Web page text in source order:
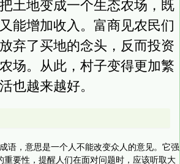
土地变成一个生态农场，既
能增加收入。富商见农民们
弃了买地的念头，反而投资
场。从此，村子变得更加繁
也越来越好。
语，意思是一个人不能改变众人的意见。它强
重要性，提醒人们在面对问题时，应该听取大